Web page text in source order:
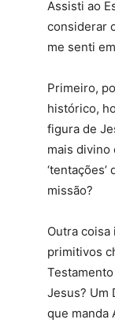
Assisti ao
considerar
me senti
Primeiro,
histórico,
figura de
mais divino
missão?
Outra
primitivos
Jesus? Um
que manda